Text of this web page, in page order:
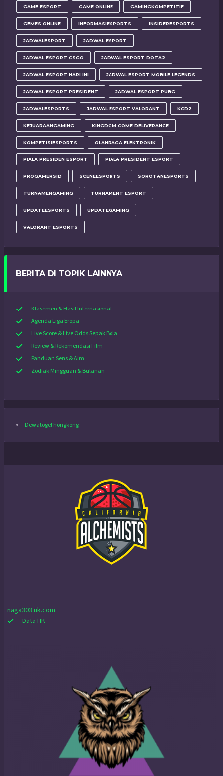
GAME ESPORT GAME ONLINE GAMINGKOMPETITIF
GEMES ONLINE INFORMASIESPORTS INSIDERESPORTS
JADWALESPORT JADWAL ESPORT
JADWAL ESPORT CSGO JADWAL ESPORT DOTA2
JADWAL ESPORT HARI INI JADWAL ESPORT MOBILE LEGENDS
JADWAL ESPORT PRESIDENT JADWAL ESPORT PUBG
JADWALESPORTS JADWAL ESPORT VALORANT KCD2
KEJUARAANGAMING KINGDOM COME DELIVERANCE
KOMPETISIESPORTS OLAHRAGA ELEKTRONIK
PIALA PRESIDEN ESPORT PIALA PRESIDENT ESPORT
PROGAMERSID SCENEESPORTS SOROTANESPORTS
TURNAMENGAMING TURNAMENT ESPORT
UPDATEESPORTS UPDATEGAMING
VALORANT ESPORTS
BERITA DI TOPIK LAINNYA
Klasemen & Hasil Internasional
Agenda Liga Eropa
Live Score & Live Odds Sepak Bola
Review & Rekomendasi Film
Panduan Sens & Aim
Zodiak Mingguan & Bulanan
Dewatogel hongkong
naga303.uk.com
Data HK